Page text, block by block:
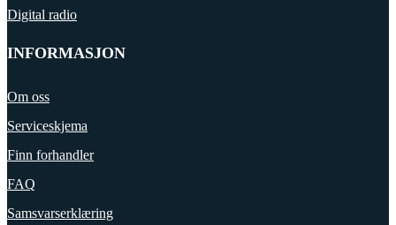
Digital radio
INFORMASJON
Om oss
Serviceskjema
Finn forhandler
FAQ
Samsvarserklæring